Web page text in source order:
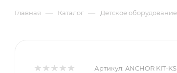
Главная — Каталог — Детское оборудование
Артикул: ANCHOR KIT-KS